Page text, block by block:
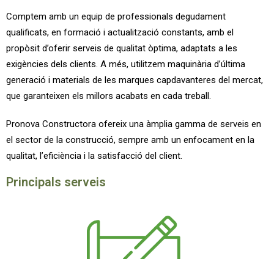
Comptem amb un equip de professionals degudament
qualificats, en formació i actualització constants, amb el
propòsit d’oferir serveis de qualitat òptima, adaptats a les
exigències dels clients. A més, utilitzem maquinària d’última
generació i materials de les marques capdavanteres del mercat,
que garanteixen els millors acabats en cada treball.
Pronova Constructora ofereix una àmplia gamma de serveis en
el sector de la construcció, sempre amb un enfocament en la
qualitat, l’eficiència i la satisfacció del client.
Principals serveis